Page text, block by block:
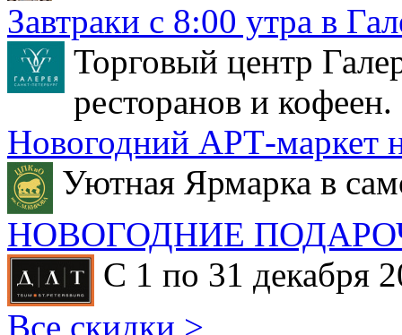
Завтраки с 8:00 утра в
Торговый центр
ресторанов и кофеен.
Новогодний АРТ-маркет
Уютная Ярмарка в
НОВОГОДНИЕ
С 1 по 31 декабря
Все скидки >